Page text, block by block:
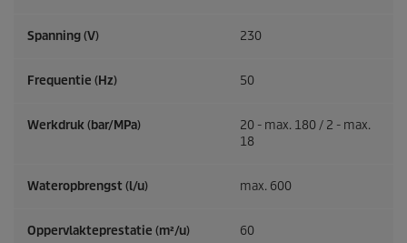
Spanning (V) 230
Frequentie (Hz) 50
Werkdruk (bar/MPa)
20 - max. 180 / 2 - max.
18
Wateropbrengst (l/u) max. 600
Oppervlakteprestatie (m²/u) 60